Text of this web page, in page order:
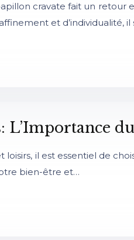
cravate fait un retour
et d’individualité,
L’Importance
il est essentiel de
bien-être et…